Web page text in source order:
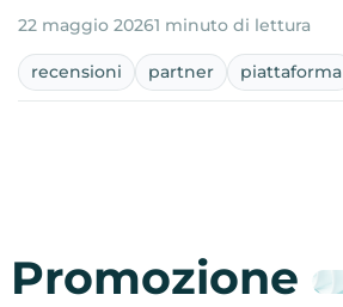
22 maggio 20261 minuto di lettura
recensioni partner piattaforma
Promozione